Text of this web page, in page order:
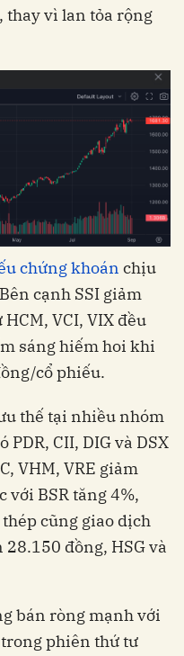
thay vì lan tỏa rộng
chứng khoán chịu
cạnh SSI giảm
VCI, VIX đều
sáng hiếm hoi khi
cổ phiếu.
thế tại nhiều nhóm
CII, DIG và DSX
VHM, VRE giảm
với BSR tăng 4%,
cũng giao dịch
đồng, HSG và
bán ròng mạnh với
phiên thứ tư